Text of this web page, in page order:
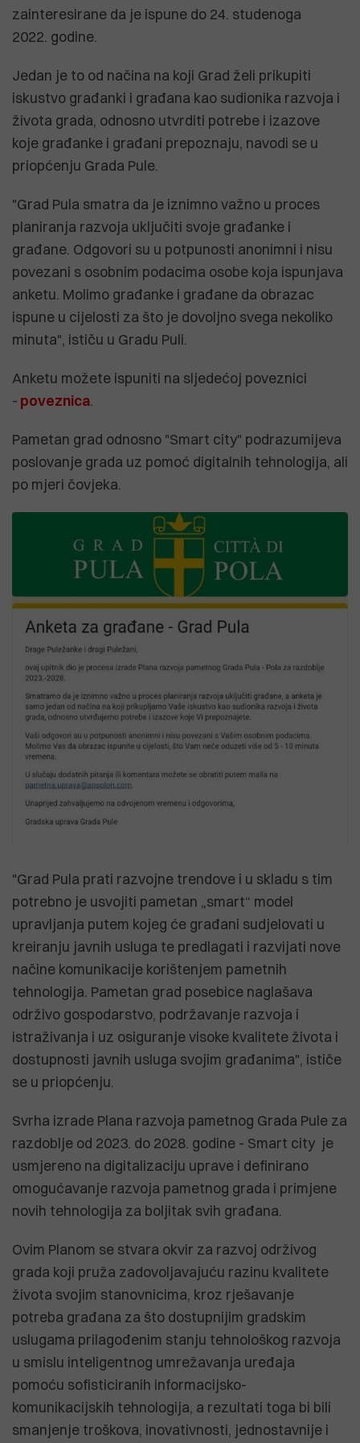
zainteresirane da je ispune do 24. studenoga
2022. godine.
Jedan je to od načina na koji Grad želi prikupiti
iskustvo građanki i građana kao sudionika razvoja i
života grada, odnosno utvrditi potrebe i izazove
koje građanke i građani prepoznaju, navodi se u
priopćenju Grada Pule.
"Grad Pula smatra da je iznimno važno u proces
planiranja razvoja uključiti svoje građanke i
građane. Odgovori su u potpunosti anonimni i nisu
povezani s osobnim podacima osobe koja ispunjava
anketu. Molimo građanke i građane da obrazac
ispune u cijelosti za što je dovoljno svega nekoliko
minuta", ističu u Gradu Puli.
Anketu možete ispuniti na sljedećoj poveznici
- poveznica.
Pametan grad odnosno "Smart city" podrazumijeva
poslovanje grada uz pomoć digitalnih tehnologija, ali
po mjeri čovjeka.
"Grad Pula prati razvojne trendove i u skladu s tim
potrebno je usvojiti pametan „smart“ model
upravljanja putem kojeg će građani sudjelovati u
kreiranju javnih usluga te predlagati i razvijati nove
načine komunikacije korištenjem pametnih
tehnologija. Pametan grad posebice naglašava
održivo gospodarstvo, podržavanje razvoja i
istraživanja i uz osiguranje visoke kvalitete života i
dostupnosti javnih usluga svojim građanima", ističe
se u priopćenju.
Svrha izrade Plana razvoja pametnog Grada Pule za
razdoblje od 2023. do 2028. godine - Smart city je
usmjereno na digitalizaciju uprave i definirano
omogućavanje razvoja pametnog grada i primjene
novih tehnologija za boljitak svih građana.
Ovim Planom se stvara okvir za razvoj održivog
grada koji pruža zadovoljavajuću razinu kvalitete
života svojim stanovnicima, kroz rješavanje
potreba građana za što dostupnijim gradskim
uslugama prilagođenim stanju tehnološkog razvoja
u smislu inteligentnog umrežavanja uređaja
pomoću sofisticiranih informacijsko-
komunikacijskih tehnologija, a rezultati toga bi bili
smanjenje troškova, inovativnosti, jednostavnije i